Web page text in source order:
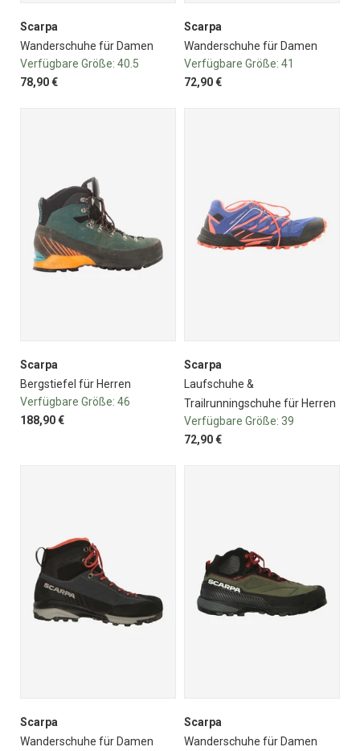
Scarpa
Wanderschuhe für Damen
Verfügbare Größe: 40.5
78,90 €
Scarpa
Wanderschuhe für Damen
Verfügbare Größe: 41
72,90 €
Scarpa
Bergstiefel für Herren
Verfügbare Größe: 46
188,90 €
Scarpa
Laufschuhe &
Trailrunningschuhe für Herren
Verfügbare Größe: 39
72,90 €
Scarpa
Wanderschuhe für Damen
Scarpa
Wanderschuhe für Damen